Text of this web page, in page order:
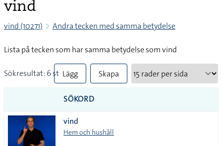
vind
vind (10271) Andra tecken med samma betydelse
Lista på tecken som har samma betydelse som vind
Sökresultat: 6 st Lägg
till
alla i
lista
Skapa
SÖKORD
vind
Hem och hushåll